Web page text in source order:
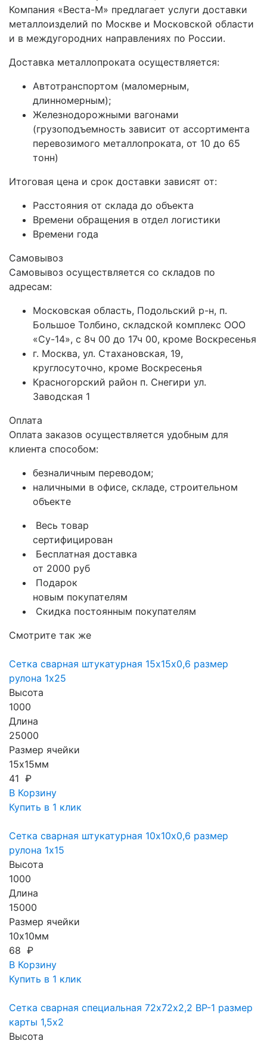
Компания «Веста-М» предлагает услуги доставки
металлоизделий по Москве и Московской области
и в междугородних направлениях по России.
Доставка металлопроката осуществляется:
Автотранспортом (маломерным,
длинномерным);
Железнодорожными вагонами
(грузоподъемность зависит от ассортимента
перевозимого металлопроката, от 10 до 65
тонн)
Итоговая цена и срок доставки зависят от:
Расстояния от склада до объекта
Времени обращения в отдел логистики
Времени года
Самовывоз
Самовывоз осуществляется со складов по
адресам:
Московская область, Подольский р-н, п.
Большое Толбино, складской комплекс ООО
«Су-14», с 8ч 00 до 17ч 00, кроме Воскресенья
г. Москва, ул. Стахановская, 19,
круглосуточно, кроме Воскресенья
Красногорский район п. Снегири ул.
Заводская 1
Оплата
Оплата заказов осуществляется удобным для
клиента способом:
безналичным переводом;
наличными в офисе, складе, строительном
объекте
Весь товар
сертифицирован
Бесплатная доставка
от 2000 руб
Подарок
новым покупателям
Скидка постоянным покупателям
Смотрите так же
Сетка сварная штукатурная 15х15х0,6 размер
рулона 1х25
Высота
1000
Длина
25000
Размер ячейки
15х15мм
41 ₽
В Корзину
Купить в 1 клик
Сетка сварная штукатурная 10х10х0,6 размер
рулона 1х15
Высота
1000
Длина
15000
Размер ячейки
10х10мм
68 ₽
В Корзину
Купить в 1 клик
Сетка сварная специальная 72х72х2,2 ВР-1 размер
карты 1,5х2
Высота